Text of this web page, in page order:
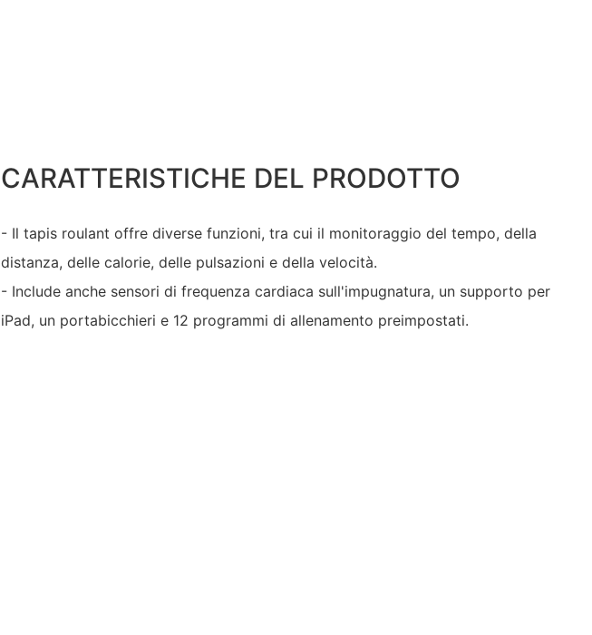
CARATTERISTICHE DEL PRODOTTO
- Il tapis roulant offre diverse funzioni, tra cui il monitoraggio del tempo, della
distanza, delle calorie, delle pulsazioni e della velocità.
- Include anche sensori di frequenza cardiaca sull'impugnatura, un supporto per
iPad, un portabicchieri e 12 programmi di allenamento preimpostati.